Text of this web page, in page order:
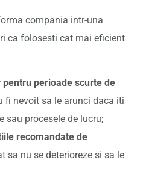
compania intr-una
ca folosesti cat mai eficient
perioade scurte de
fi nevoit sa le arunci daca iti
sau procesele de lucru;
recomandate de
sa nu se deterioreze si sa le